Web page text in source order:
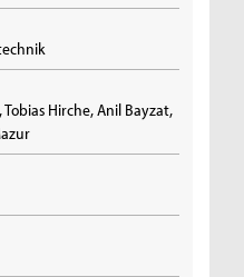
Hirche, Anil Bayzat,